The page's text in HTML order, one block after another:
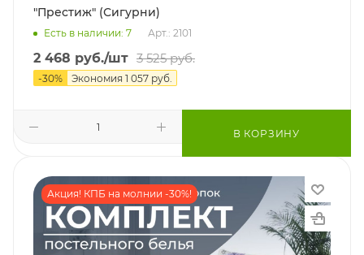
"Престиж" (Сигурни)
Есть в наличии: 7 Арт.: 2101
2 468 руб./шт 3 525руб.
-30% Экономия 1 057 руб.
В КОРЗИНУ
Акция! КПБ на молнии -30%!